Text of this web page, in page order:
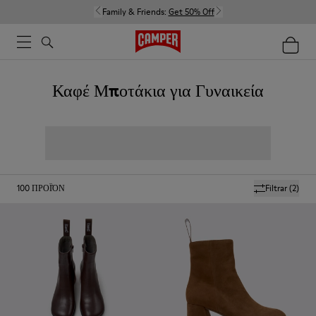
Family & Friends: Get 50% Off
Καφέ Μποτάκια για Γυναικεία
Filtrar(2)
100ΠΡΟΪΌΝ